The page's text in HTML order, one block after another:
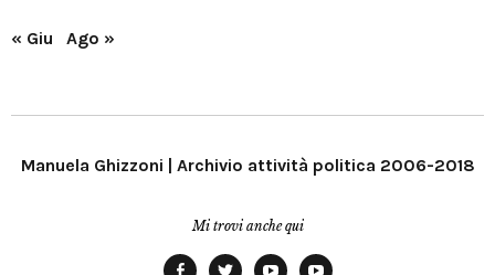
« Giu Ago »
Manuela Ghizzoni | Archivio attività politica 2006-2018
Mi trovi anche qui